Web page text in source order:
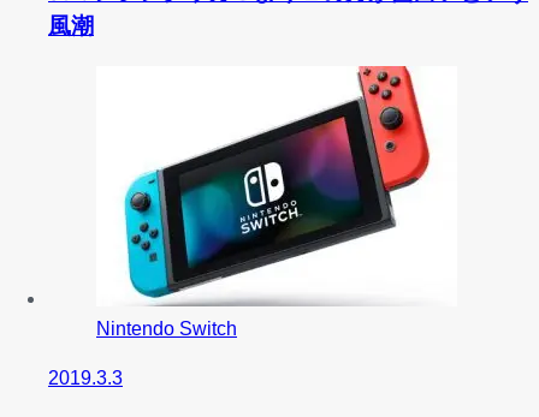
風潮
Nintendo Switch
2019.3.3